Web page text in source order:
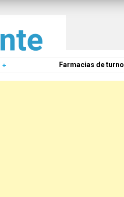
+ Farmacias de turno